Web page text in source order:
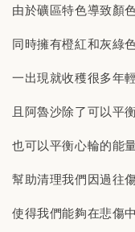
由於礦區特色導致顏
同時擁有橙紅和灰綠
一出現就收穫很多年
且阿魯沙除了可以平
也可以平衡心輪的能量
幫助清理我們因過往
使得我們能夠在悲傷